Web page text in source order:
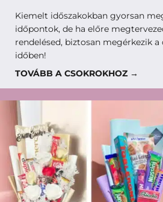
Kiemelt időszakokban gyorsan
időpontok, de ha előre
rendelésed, biztosan megérkezik
időben!
TOVÁBB A CSOKROKHOZ →